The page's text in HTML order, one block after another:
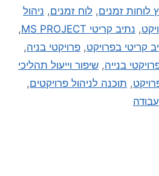
לוחות זמנים, לוח זמנים, ניהול
, נתיב קריטי MS PROJECT
,
קריטי בפרויקט, פרויקטי בניה,
בנייה, שיפור וייעול תהליכי
, תוכנה לניהול פרויקטים,